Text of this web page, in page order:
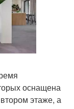
оснащена
этаже, а